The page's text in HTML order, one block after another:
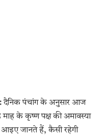
दैनिक पंचांग के अनुसार आज
के कृष्ण पक्ष की अमावस्या
आइए जानते हैं, कैसी रहेगी